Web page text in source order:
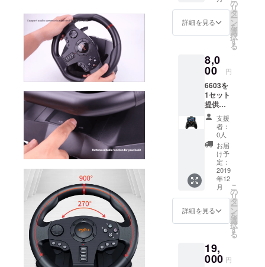
ころ
7000円
とさせ
ていた
す。 お
得な割
引価格
ですが
先着順
ですの
でお早
目のご
決断を
お願い
致しま
す。
詳細を見る
の
リ
タ
ー
ン
を
選
択
す
る
8,0
00 円
6603を
1セット
提供さ
せてい
ただき
ます。
支援
者：
0人
お届
け予
定：
2019
年12
月
詳細を見る
こ
の
リ
タ
ー
ン
を
選
択
す
る
19,
000 円